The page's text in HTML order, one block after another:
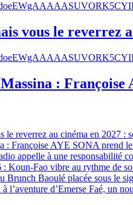
vous le reverrez
: Françoise
le reverrez au cinéma en 2027 :
: Françoise AYE SONA prend
appelle à une responsabilité
Koun-Fao vibre au rythme de
Brunch Baoulé placée sous le
l’aventure d’Emerse Faé, un